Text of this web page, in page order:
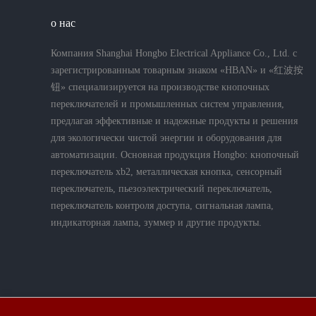
о нас
Компания Shanghai Hongbo Electrical Appliance Co., Ltd. с
зарегистрированным товарным знаком «HBAN» и «红波按
钮» специализируется на производстве кнопочных
переключателей и промышленных систем управления,
предлагая эффективные и надежные продукты и решения
для экологически чистой энергии и оборудования для
автоматизации. Основная продукция Hongbo: кнопочный
переключатель xb2, металлическая кнопка, сенсорный
переключатель, пьезоэлектрический переключатель,
переключатель контроля доступа, сигнальная лампа,
индикаторная лампа, зуммер и другие продукты.